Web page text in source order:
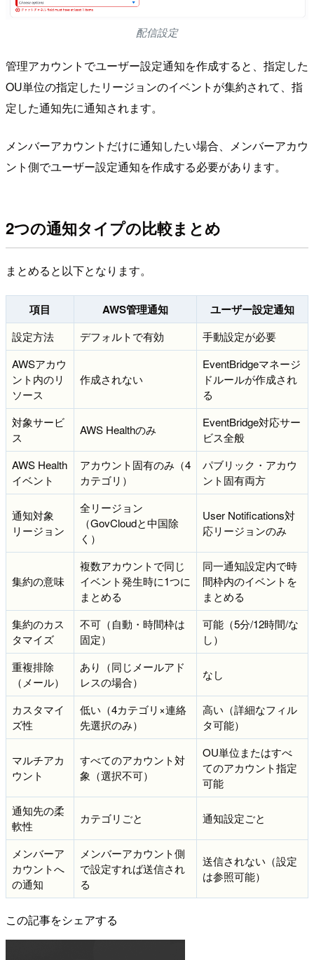
配信設定
管理アカウントでユーザー設定通知を作成すると、指定した
OU単位の指定したリージョンのイベントが集約されて、指
定した通知先に通知されます。
メンバーアカウントだけに通知したい場合、メンバーアカウ
ント側でユーザー設定通知を作成する必要があります。
2つの通知タイプの比較まとめ
まとめると以下となります。
項目 AWS管理通知 ユーザー設定通知
設定方法 デフォルトで有効
手動設定が必要
AWSアカウ
ント内のリ
ソース
作成されない
EventBridgeマネージ
ドルールが作成され
る
対象サービ
ス
AWS Healthのみ
EventBridge対応サー
ビス全般
AWS Health
イベント
アカウント固有のみ（4
カテゴリ）
パブリック・アカウ
ント固有両方
通知対象
リージョン
全リージョン
（GovCloudと中国除
く）
User Notifications対
応リージョンのみ
集約の意味
複数アカウントで同じ
イベント発生時に1つに
まとめる
同一通知設定内で時
間枠内のイベントを
まとめる
集約のカス
タマイズ
不可（自動・時間枠は
固定）
可能（5分/12時間/な
し）
重複排除
（メール）
あり（同じメールアド
レスの場合）
なし
カスタマイ
ズ性
低い（4カテゴリ×連絡
先選択のみ）
高い（詳細なフィル
タ可能）
マルチアカ
ウント
すべてのアカウント対
象（選択不可）
OU単位またはすべ
てのアカウント指定
可能
通知先の柔
軟性
カテゴリごと 通知設定ごと
メンバーア
カウントへ
の通知
メンバーアカウント側
で設定すれば送信され
る
送信されない（設定
は参照可能）
この記事をシェアする